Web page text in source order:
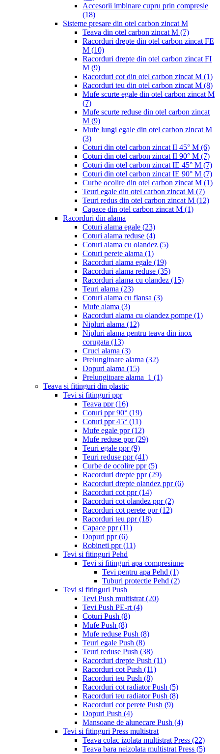
Accesorii imbinare cupru prin compresie
(18)
Sisteme presare din otel carbon zincat M
Teava din otel carbon zincat M (7)
Racorduri drepte din otel carbon zincat FE
M (10)
Racorduri drepte din otel carbon zincat FI
M (9)
Racorduri cot din otel carbon zincat M (1)
Racorduri teu din otel carbon zincat M (8)
Mufe scurte egale din otel carbon zincat M
(7)
Mufe scurte reduse din otel carbon zincat
M (9)
Mufe lungi egale din otel carbon zincat M
(3)
Coturi din otel carbon zincat II 45° M (6)
Coturi din otel carbon zincat II 90° M (7)
Coturi din otel carbon zincat IE 45° M (7)
Coturi din otel carbon zincat IE 90° M (7)
Curbe ocolire din otel carbon zincat M (1)
Teuri egale din otel carbon zincat M (7)
Teuri redus din otel carbon zincat M (12)
Capace din otel carbon zincat M (1)
Racorduri din alama
Coturi alama egale (23)
Coturi alama reduse (4)
Coturi alama cu olandez (5)
Coturi perete alama (1)
Racorduri alama egale (19)
Racorduri alama reduse (35)
Racorduri alama cu olandez (15)
Teuri alama (23)
Coturi alama cu flansa (3)
Mufe alama (3)
Racorduri alama cu olandez pompe (1)
Nipluri alama (12)
Nipluri alama pentru teava din inox
corugata (13)
Cruci alama (3)
Prelungitoare alama (32)
Dopuri alama (15)
Prelungitoare alama_1 (1)
Teava si fitinguri din plastic
Tevi si fitinguri ppr
Teava ppr(16)
Coturi ppr 90° (19)
Coturi ppr 45° (11)
Mufe egale ppr(12)
Mufe reduse ppr(29)
Teuri egale ppr(9)
Teuri reduse ppr(41)
Curbe de ocolire ppr(5)
Racorduri drepte ppr(29)
Racorduri drepte olandez ppr(6)
Racorduri cot ppr(14)
Racorduri cot olandez ppr(2)
Racorduri cot perete ppr(12)
Racorduri teu ppr(18)
Capace ppr(11)
Dopuri ppr(6)
Robineti ppr(11)
Tevi si fitinguri Pehd
Tevi si fitinguri apa compresiune
Tevi pentru apa Pehd (1)
Tuburi protectie Pehd (2)
Tevi si fitinguri Push
Tevi Push multistrat (20)
Tevi Push PE-rt (4)
Coturi Push (8)
Mufe Push (8)
Mufe reduse Push (8)
Teuri egale Push (8)
Teuri reduse Push (38)
Racorduri drepte Push (11)
Racorduri cot Push (11)
Racorduri teu Push (8)
Racorduri cot radiator Push (5)
Racorduri teu radiator Push (8)
Racorduri cot perete Push (9)
Dopuri Push (4)
Mansoane de alunecare Push (4)
Tevi si fitinguri Press multistrat
Teava colac izolata multistrat Press (22)
Teava bara neizolata multistrat Press (5)